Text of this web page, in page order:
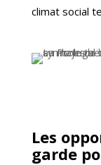
climat social
Les
garde